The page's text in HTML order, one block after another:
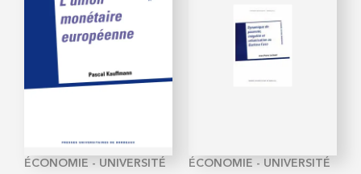
ÉCONOMIE - UNIVERSITÉ
ÉCONOMIE - UNIVERSITÉ